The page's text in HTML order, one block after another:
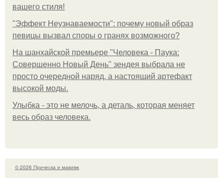
вашего стиля!
"Эффект Неузнаваемости": почему новый образ
певицы вызвал споры о гранях возможного?
На шанхайской премьере "Человека - Паука:
Совершенно Новый День" зендея выбрала не
просто очередной наряд, а настоящий артефакт
высокой моды.
Улыбка - это не мелочь, а деталь, которая меняет
весь образ человека.
© 2026 Прическа и макияж